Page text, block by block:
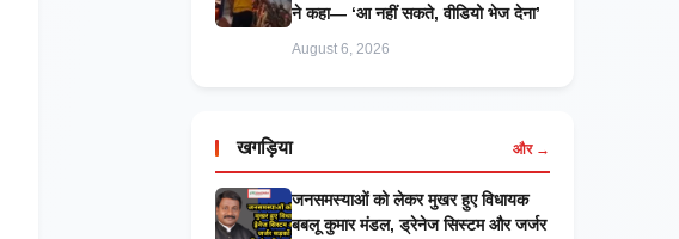
ने कहा— ‘आ नहीं सकते, वीडियो भेज देना’
August 6, 2026
खगड़िया और →
जनसमस्याओं को लेकर मुखर हुए विधायक
बबलू कुमार मंडल, ड्रेनेज सिस्टम और जर्जर